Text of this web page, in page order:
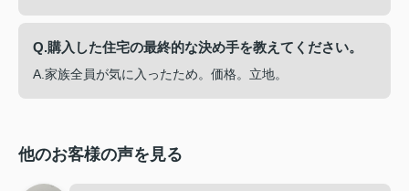
Q.購入した住宅の最終的な決め手を教えてください。
A.家族全員が気に入ったため。価格。立地。
他のお客様の声を見る